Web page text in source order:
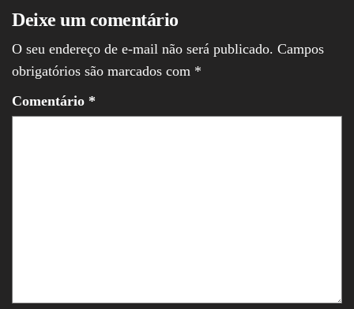
Deixe um comentário
O seu endereço de e-mail não será publicado. Campos
obrigatórios são marcados com *
Comentário *